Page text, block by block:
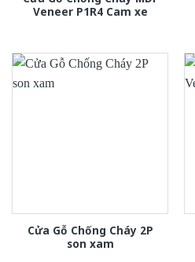
Veneer P1R4 Cam xe
Cửa Gỗ Chống Cháy 2P
son xam